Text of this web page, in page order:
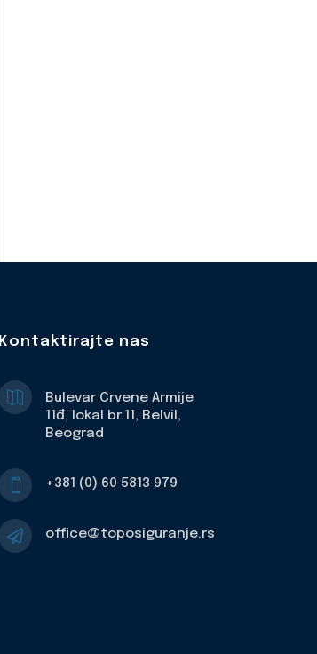
Kontaktirajte nas

Bulevar Crvene Armije
11đ, lokal br.11, Belvil,
Beograd
 +381 (0) 60 5813 979
 office@toposiguranje.rs